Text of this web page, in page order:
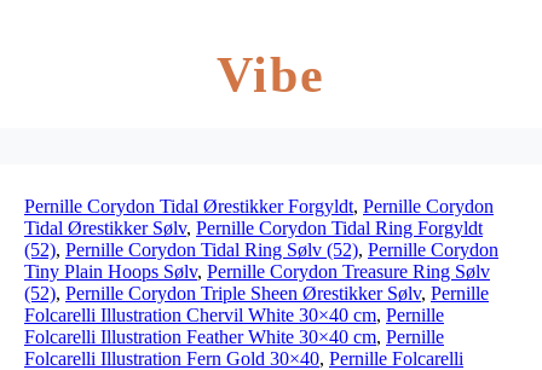
Vibe
Pernille Corydon Tidal Ørestikker Forgyldt, Pernille Corydon
Tidal Ørestikker Sølv, Pernille Corydon Tidal Ring Forgyldt
(52), Pernille Corydon Tidal Ring Sølv (52), Pernille Corydon
Tiny Plain Hoops Sølv, Pernille Corydon Treasure Ring Sølv
(52), Pernille Corydon Triple Sheen Ørestikker Sølv, Pernille
Folcarelli Illustration Chervil White 30×40 cm, Pernille
Folcarelli Illustration Feather White 30×40 cm, Pernille
Folcarelli Illustration Fern Gold 30×40, Pernille Folcarelli